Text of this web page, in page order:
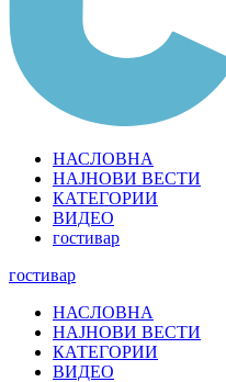
НАСЛОВНА
НАЈНОВИ ВЕСТИ
КАТЕГОРИИ
ВИДЕО
гостивар
гостивар
НАСЛОВНА
НАЈНОВИ ВЕСТИ
КАТЕГОРИИ
ВИДЕО